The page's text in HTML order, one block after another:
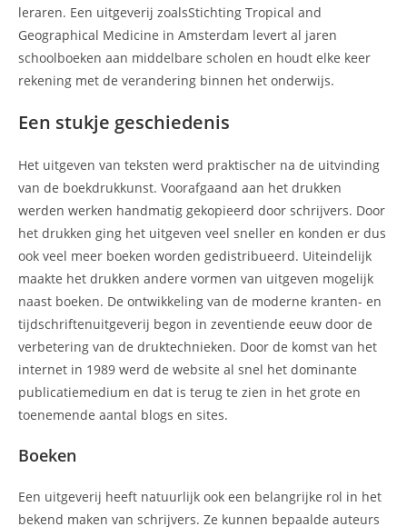
leraren. Een uitgeverij zoalsStichting Tropical and
Geographical Medicine in Amsterdam levert al jaren
schoolboeken aan middelbare scholen en houdt elke keer
rekening met de verandering binnen het onderwijs.
Een stukje geschiedenis
Het uitgeven van teksten werd praktischer na de uitvinding
van de boekdrukkunst. Voorafgaand aan het drukken
werden werken handmatig gekopieerd door schrijvers. Door
het drukken ging het uitgeven veel sneller en konden er dus
ook veel meer boeken worden gedistribueerd. Uiteindelijk
maakte het drukken andere vormen van uitgeven mogelijk
naast boeken. De ontwikkeling van de moderne kranten- en
tijdschriftenuitgeverij begon in zeventiende eeuw door de
verbetering van de druktechnieken. Door de komst van het
internet in 1989 werd de website al snel het dominante
publicatiemedium en dat is terug te zien in het grote en
toenemende aantal blogs en sites.
Boeken
Een uitgeverij heeft natuurlijk ook een belangrijke rol in het
bekend maken van schrijvers. Ze kunnen bepaalde auteurs